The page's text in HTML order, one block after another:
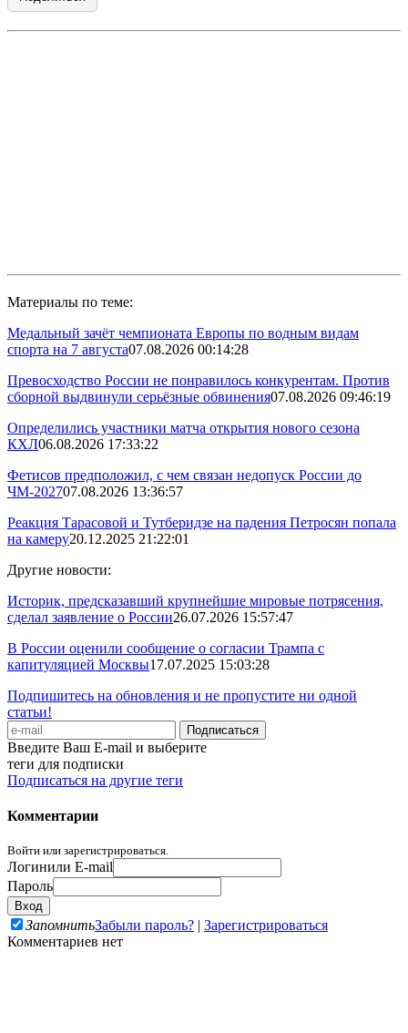
Материалы по теме:
Медальный зачёт чемпионата Европы по водным видам
спорта на 7 августа07.08.2026 00:14:28
Превосходство России не понравилось конкурентам. Против
сборной выдвинули серьёзные обвинения07.08.2026 09:46:19
Определились участники матча открытия нового сезона
КХЛ06.08.2026 17:33:22
Фетисов предположил, с чем связан недопуск России до
ЧМ-202707.08.2026 13:36:57
Реакция Тарасовой и Тутберидзе на падения Петросян попала
на камеру20.12.2025 21:22:01
Другие новости:
Историк, предсказавший крупнейшие мировые потрясения,
сделал заявление о России26.07.2026 15:57:47
В России оценили сообщение о согласии Трампа с
капитуляцией Москвы17.07.2025 15:03:28
Подпишитесь на обновления и не пропустите ни одной
статьи!
Введите Ваш E-mail и выберите
теги для подписки
Подписаться на другие теги
Комментарии
Войти или зарегистрироваться.
Логинили E-mail
Пароль
ЗапомнитьЗабыли пароль? | Зарегистрироваться
Комментариев нет